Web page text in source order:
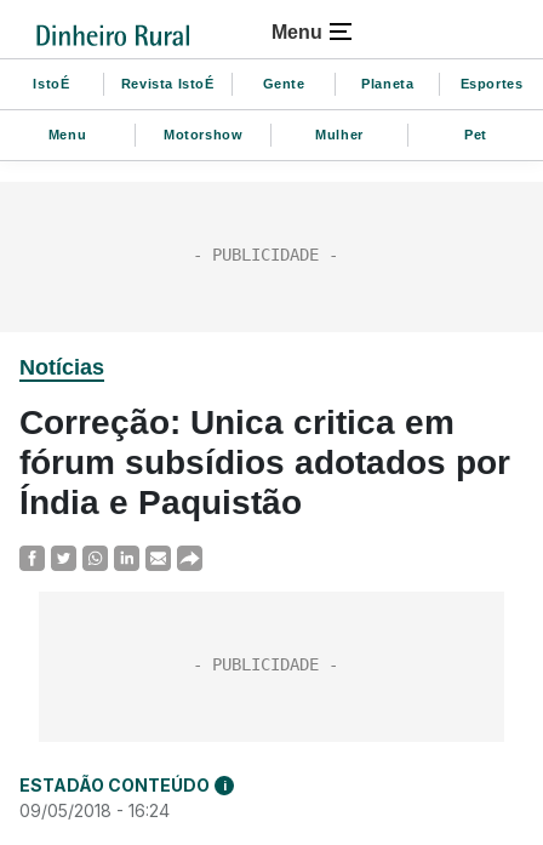
Menu
IstoÉ Revista IstoÉ Gente Planeta Esportes
Menu Motorshow Mulher Pet
Notícias
Correção: Unica critica em
fórum subsídios adotados por
Índia e Paquistão
ESTADÃO CONTEÚDO i
09/05/2018 - 16:24